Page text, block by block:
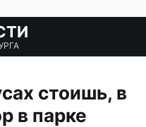
стоишь, в
в парке